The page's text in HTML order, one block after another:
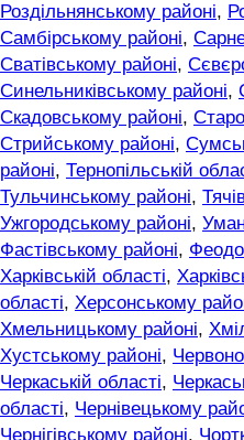
Роздільнянському районі,
Самбірському районі,
Сватівському районі,
Синельниківському районі,
Скадовському районі,
Стрийському районі,
районі, Тернопільській
Тульчинському районі,
Ужгородському районі,
Фастівському районі,
Харківській області,
області, Херсонському
Хмельницькому районі,
Хустському районі,
Черкаській області,
області, Чернівецькому
Чернігівському районі,